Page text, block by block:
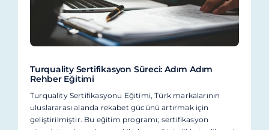
Turquality Sertifikasyon Süreci: Adım Adım
Rehber Eğitimi
Turquality Sertifikasyonu Eğitimi, Türk markalarının
uluslararası alanda rekabet gücünü artırmak için
geliştirilmiştir. Bu eğitim programı; sertifikasyon